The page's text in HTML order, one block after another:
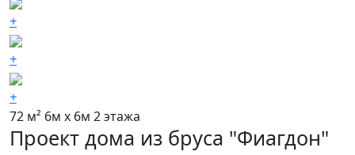
+
+
+
72 м² 6м х 6м 2 этажа
Проект дома из бруса "Фиагдон"